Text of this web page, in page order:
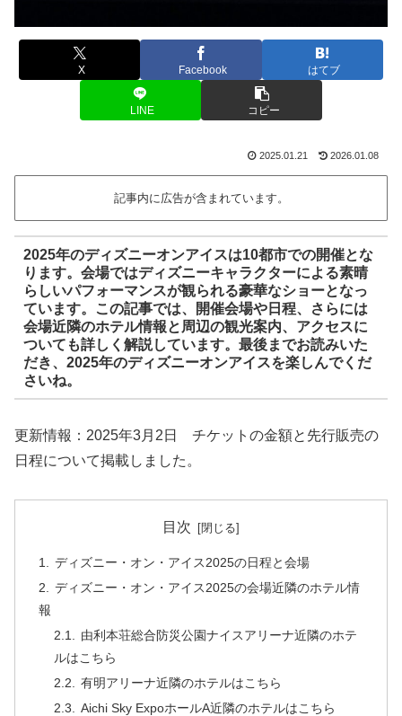
X Facebook はてブ
LINE コピー
2025.01.21 2026.01.08
記事内に広告が含まれています。
2025年のディズニーオンアイスは10都市での開催とな
ります。会場ではディズニーキャラクターによる素晴
らしいパフォーマンスが観られる豪華なショーとなっ
ています。この記事では、開催会場や日程、さらには
会場近隣のホテル情報と周辺の観光案内、アクセスに
ついても詳しく解説しています。最後までお読みいた
だき、2025年のディズニーオンアイスを楽しんでくだ
さいね。
更新情報：2025年3月2日 チケットの金額と先行販売の
日程について掲載しました。
目次
ディズニー・オン・アイス2025の日程と会場
ディズニー・オン・アイス2025の会場近隣のホテル情
報
由利本荘総合防災公園ナイスアリーナ近隣のホテ
ルはこちら
有明アリーナ近隣のホテルはこちら
Aichi Sky ExpoホールA近隣のホテルはこちら